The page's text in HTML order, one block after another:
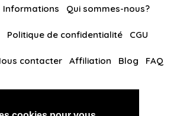
Informations Qui sommes-nous?
Politique de confidentialité CGU
contacter Affiliation Blog FAQ